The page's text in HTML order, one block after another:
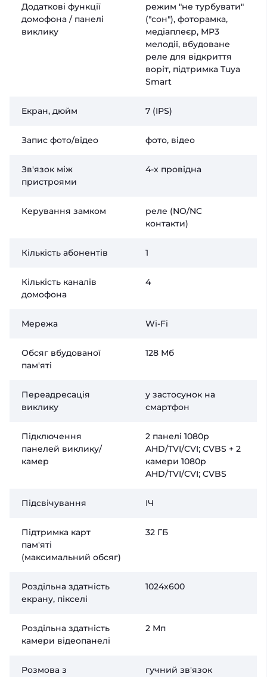
Додаткові функції
домофона / панелі
виклику
режим "не турбувати"
("сон"), фоторамка,
медіаплеєр, MP3
мелодії, вбудоване
реле для відкриття
воріт, підтримка Tuya
Smart
Екран, дюйм 7 (IPS)
Запис фото/відео фото, відео
Зв'язок між
пристроями
4-х провідна
Керування замком
реле (NO/NC
контакти)
Кількість абонентів 1
Кількість каналів
домофона
4
Мережа Wi-Fi
Обсяг вбудованої
пам'яті
128 Мб
Переадресація
виклику
у застосунок на
смартфон
Підключення
панелей виклику/
камер
2 панелі 1080p
AHD/TVI/CVI; CVBS + 2
камери 1080p
AHD/TVI/CVI; CVBS
Підсвічування ІЧ
Підтримка карт
пам'яті
(максимальний обсяг)
32 ГБ
Роздільна здатність
екрану, пікселі
1024х600
Роздільна здатність
камери відеопанелі
2 Мп
Розмова з
гучний зв'язок